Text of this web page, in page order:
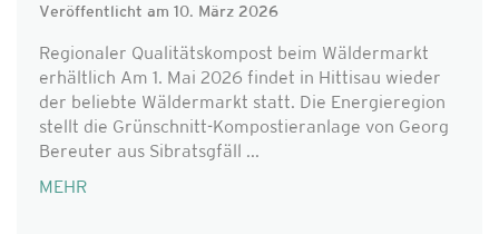
Veröffentlicht am 10. März 2026
Regionaler Qualitätskompost beim Wäldermarkt
erhältlich Am 1. Mai 2026 findet in Hittisau wieder
der beliebte Wäldermarkt statt. Die Energieregion
stellt die Grünschnitt-Kompostieranlage von Georg
Bereuter aus Sibratsgfäll ...
MEHR